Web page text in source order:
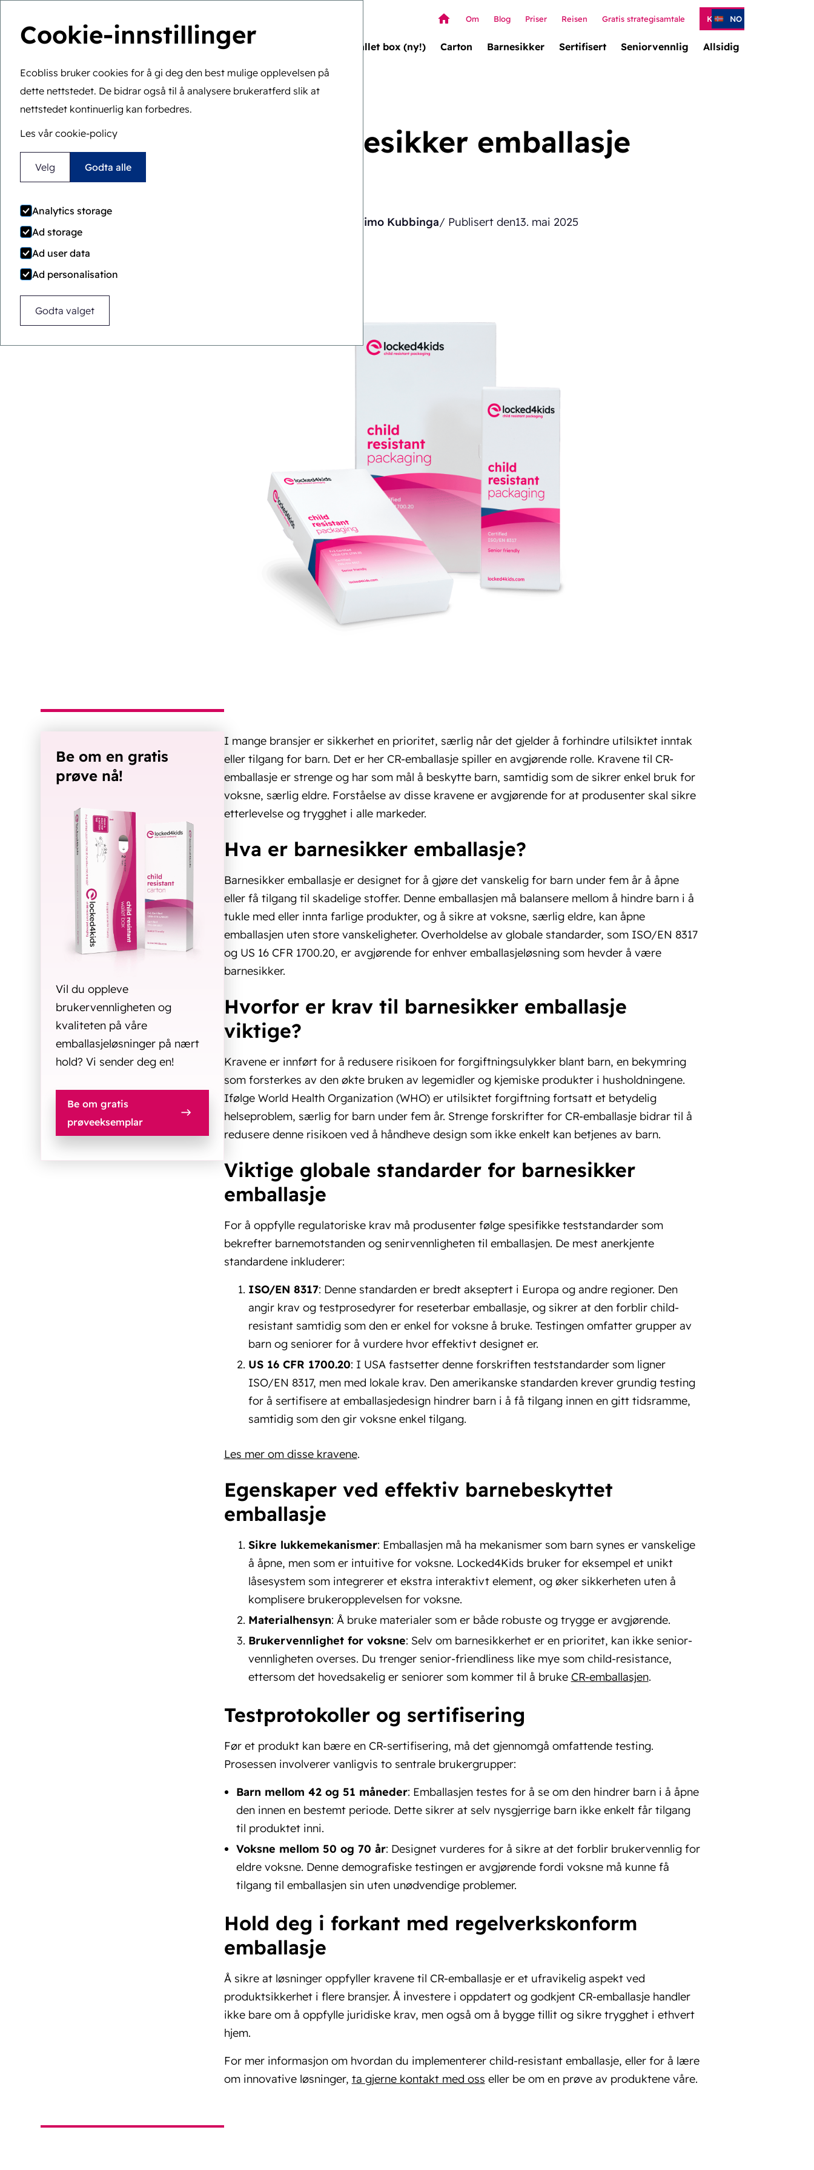
Cookie-innstillinger
Ecobliss bruker cookies for å gi deg den best mulige opplevelsen på
dette nettstedet. De bidrar også til å analysere brukeratferd slik at
nettstedet kontinuerlig kan forbedres.
Les vår cookie-policy
Velg Godta alle
Analytics storage
Ad storage
Ad user data
Ad personalisation
Godta valget
Wallet box (ny!) Carton Barnesikker Sertifisert Seniorvennlig Allsidig
Om Blog Priser Reisen Gratis strategisamtale KontaktNO
Du er her: Hjem > Blog Krav til barnesikker emballasje
Krav til barnesikker emballasje
Timo Kubbinga/ Publisert den13. mai 2025
Be om en gratis
prøve nå!
Vil du oppleve
brukervennligheten og
kvaliteten på våre
emballasjeløsninger på nært
hold? Vi sender deg en!
Be om gratis
prøveeksemplar
I mange bransjer er sikkerhet en prioritet, særlig når det gjelder å forhindre utilsiktet inntak
eller tilgang for barn. Det er her CR-emballasje spiller en avgjørende rolle. Kravene til CR-
emballasje er strenge og har som mål å beskytte barn, samtidig som de sikrer enkel bruk for
voksne, særlig eldre. Forståelse av disse kravene er avgjørende for at produsenter skal sikre
etterlevelse og trygghet i alle markeder.
Hva er barnesikker emballasje?
Barnesikker emballasje er designet for å gjøre det vanskelig for barn under fem år å åpne
eller få tilgang til skadelige stoffer. Denne emballasjen må balansere mellom å hindre barn i å
tukle med eller innta farlige produkter, og å sikre at voksne, særlig eldre, kan åpne
emballasjen uten store vanskeligheter. Overholdelse av globale standarder, som ISO/EN 8317
og US 16 CFR 1700.20, er avgjørende for enhver emballasjeløsning som hevder å være
barnesikker.
Hvorfor er krav til barnesikker emballasje
viktige?
Kravene er innført for å redusere risikoen for forgiftningsulykker blant barn, en bekymring
som forsterkes av den økte bruken av legemidler og kjemiske produkter i husholdningene.
Ifølge World Health Organization (WHO) er utilsiktet forgiftning fortsatt et betydelig
helseproblem, særlig for barn under fem år. Strenge forskrifter for CR-emballasje bidrar til å
redusere denne risikoen ved å håndheve design som ikke enkelt kan betjenes av barn.
Viktige globale standarder for barnesikker
emballasje
For å oppfylle regulatoriske krav må produsenter følge spesifikke teststandarder som
bekrefter barnemotstanden og senirvennligheten til emballasjen. De mest anerkjente
standardene inkluderer:
ISO/EN 8317: Denne standarden er bredt akseptert i Europa og andre regioner. Den
angir krav og testprosedyrer for reseterbar emballasje, og sikrer at den forblir child-
resistant samtidig som den er enkel for voksne å bruke. Testingen omfatter grupper av
barn og seniorer for å vurdere hvor effektivt designet er.
US 16 CFR 1700.20: I USA fastsetter denne forskriften teststandarder som ligner
ISO/EN 8317, men med lokale krav. Den amerikanske standarden krever grundig testing
for å sertifisere at emballasjedesign hindrer barn i å få tilgang innen en gitt tidsramme,
samtidig som den gir voksne enkel tilgang.
Les mer om disse kravene.
Egenskaper ved effektiv barnebeskyttet
emballasje
Sikre lukkemekanismer: Emballasjen må ha mekanismer som barn synes er vanskelige
å åpne, men som er intuitive for voksne. Locked4Kids bruker for eksempel et unikt
låsesystem som integrerer et ekstra interaktivt element, og øker sikkerheten uten å
komplisere brukeropplevelsen for voksne.
Materialhensyn: Å bruke materialer som er både robuste og trygge er avgjørende.
Brukervennlighet for voksne: Selv om barnesikkerhet er en prioritet, kan ikke senior-
vennligheten overses. Du trenger senior-friendliness like mye som child-resistance,
ettersom det hovedsakelig er seniorer som kommer til å bruke CR-emballasjen.
Testprotokoller og sertifisering
Før et produkt kan bære en CR-sertifisering, må det gjennomgå omfattende testing.
Prosessen involverer vanligvis to sentrale brukergrupper:
Barn mellom 42 og 51 måneder: Emballasjen testes for å se om den hindrer barn i å åpne
den innen en bestemt periode. Dette sikrer at selv nysgjerrige barn ikke enkelt får tilgang
til produktet inni.
Voksne mellom 50 og 70 år: Designet vurderes for å sikre at det forblir brukervennlig for
eldre voksne. Denne demografiske testingen er avgjørende fordi voksne må kunne få
tilgang til emballasjen sin uten unødvendige problemer.
Hold deg i forkant med regelverkskonform
emballasje
Å sikre at løsninger oppfyller kravene til CR-emballasje er et ufravikelig aspekt ved
produktsikkerhet i flere bransjer. Å investere i oppdatert og godkjent CR-emballasje handler
ikke bare om å oppfylle juridiske krav, men også om å bygge tillit og sikre trygghet i ethvert
hjem.
For mer informasjon om hvordan du implementerer child-resistant emballasje, eller for å lære
om innovative løsninger, ta gjerne kontakt med oss eller be om en prøve av produktene våre.